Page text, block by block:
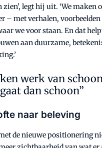
zien’, legt hij uit. ‘We maken
– met verhalen,
we voor staan. En dat
aan duurzame,
werk van
dan schoon”
naar beleving
de nieuwe positionering